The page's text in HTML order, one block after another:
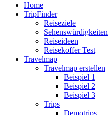
Home
TripFinder
Reiseziele
Sehenswürdigkeiten
Reiseideen
Reisekoffer Test
Travelmap
Travelmap erstellen
Beispiel 1
Beispiel 2
Beispiel 3
Trips
Demotrips